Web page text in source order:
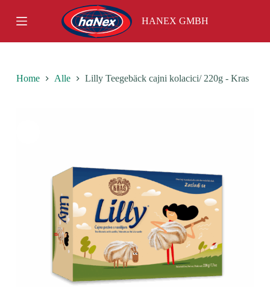
k
p
HANEX GMBH
Home Alle Lilly Teegebäck cajni kolacici/ 220g - Kras